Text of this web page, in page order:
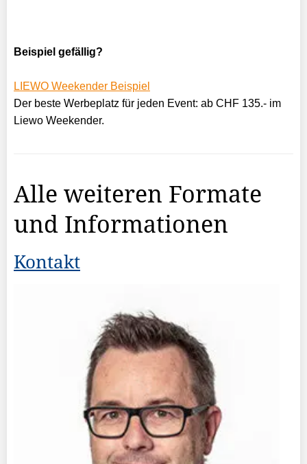
Beispiel gefällig?
LIEWO Weekender Beispiel
Der beste Werbeplatz für jeden Event: ab CHF 135.- im
Liewo Weekender.
Alle weiteren Formate
und Informationen
Kontakt